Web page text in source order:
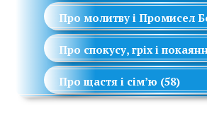
Про молитву і Промисел
Про спокусу, гріх і
Про щастя і сім’ю (58)